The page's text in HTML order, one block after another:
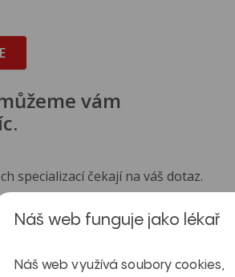
vám
specializací čekají na váš dotaz.
si prevenci s chytrým kalendářem.
a ověřené tipy od lékařů.
Náš web funguje jako lékař
Náš web využívá soubory cookies,